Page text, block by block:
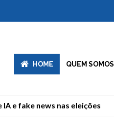
HOME QUEM SOMOS
e fake news nas eleições